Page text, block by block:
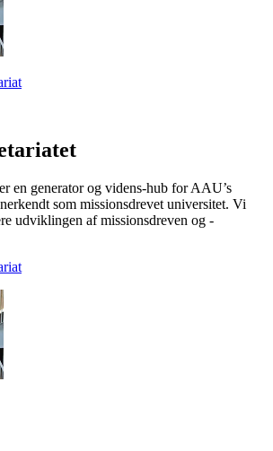
en generator og videns-hub for AAU’s
som missionsdrevet universitet. Vi
udviklingen af missionsdreven og -